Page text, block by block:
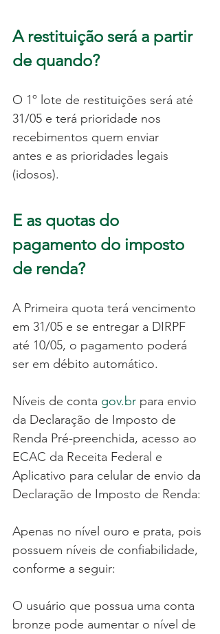
A restituição será a partir
de quando?
O 1º lote de restituições será até
31/05 e terá prioridade nos
recebimentos quem enviar
antes e as prioridades legais
(idosos).
E as quotas do
pagamento do imposto
de renda?
A Primeira quota terá vencimento
em 31/05 e se entregar a DIRPF
até 10/05, o pagamento poderá
ser em débito automático.
Níveis de conta gov.br para envio
da Declaração de Imposto de
Renda Pré-preenchida, acesso ao
ECAC da Receita Federal e
Aplicativo para celular de envio da
Declaração de Imposto de Renda:
Apenas no nível ouro e prata, pois
possuem níveis de confiabilidade,
conforme a seguir:
O usuário que possua uma conta
bronze pode aumentar o nível de